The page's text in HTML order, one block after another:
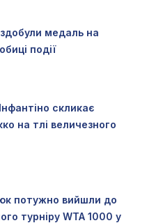
медаль на
події
скликає
на тлі величезного
потужно вийшли до
турніру WTA 1000 у